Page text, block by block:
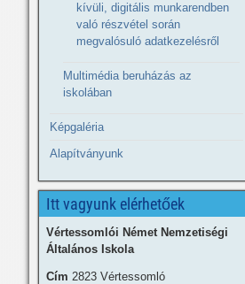
kívüli, digitális munkarendben
való részvétel során
megvalósuló adatkezelésről
Multimédia beruházás az
iskolában
Képgaléria
Alapítványunk
Itt vagyunk elérhetőek
Vértessomlói Német Nemzetiségi
Általános Iskola
Cím 2823 Vértessomló